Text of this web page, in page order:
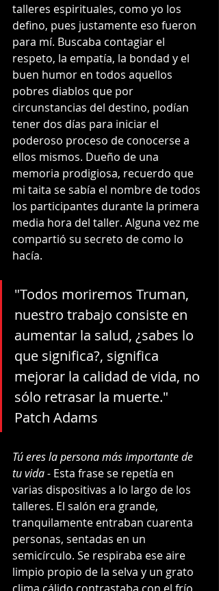
talleres espirituales, como yo los
defino, pues justamente eso fueron
para mí. Buscaba contagiar el
respeto, la empatía, la bondad y el
buen humor en todos aquellos
pobres diablos que por
circunstancias del destino, podían
tener dos días para iniciar el
poderoso proceso de conocerse a
ellos mismos. Dueño de una
memoria prodigiosa, recuerdo que
mi taita se sabía el nombre de todos
los participantes durante la primera
media hora del taller. Alguna vez me
compartió su secreto de como lo
hacía.
"Todos moriremos Truman,
nuestro trabajo consiste en
aumentar la salud, ¿sabes lo
que significa?, significa
mejorar la calidad de vida, no
sólo retrasar la muerte."
Patch Adams
Tú eres la persona más importante de
tu vida - Esta frase se repetía en
varias dispositivas a lo largo de los
talleres. El salón era grande,
tranquilamente entraban cuarenta
personas, sentadas en un
semicírculo. Se respiraba ese aire
limpio propio de la selva y un grato